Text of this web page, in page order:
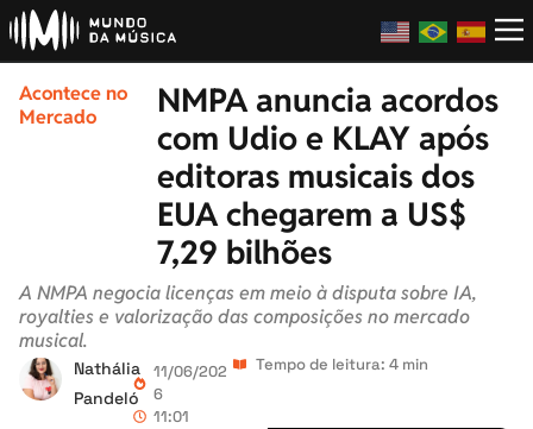
Acontece no
Mercado
NMPA anuncia acordos
com Udio e KLAY após
editoras musicais dos
EUA chegarem a US$
7,29 bilhões
A NMPA negocia licenças em meio à disputa sobre IA,
royalties e valorização das composições no mercado
musical.
Nathália
Pandeló
11/06/202
6
11:01
Tempo de leitura: 4 min